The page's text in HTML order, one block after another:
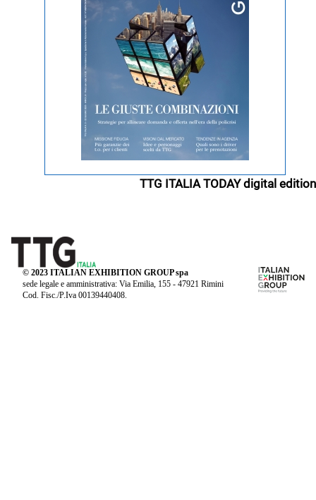
TTG ITALIA TODAY digital edition
© 2023 ITALIAN EXHIBITION GROUP spa
sede legale e amministrativa: Via Emilia, 155 - 47921 Rimini
Cod. Fisc./P.Iva 00139440408.